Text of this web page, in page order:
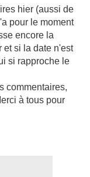
hier (aussi de
pour le moment
encore la
et si la date n'est
si rapproche le
commentaires,
à tous pour